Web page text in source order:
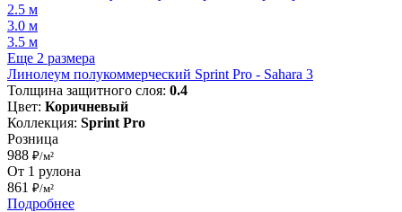
2.5 м
3.0 м
3.5 м
Еще 2 размера
Линолеум полукоммерческий Sprint Pro - Sahara 3
Толщина защитного слоя: 0.4
Цвет: Коричневый
Коллекция: Sprint Pro
Розница
988 ₽/м²
От 1 рулона
861 ₽/м²
Подробнее